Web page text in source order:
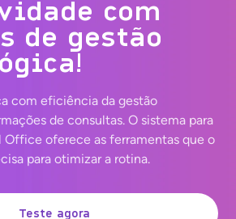
com
de gestão
com eficiência da gestão
de consultas. O sistema para
Office oferece as ferramentas que o
para otimizar a rotina.
Teste agora